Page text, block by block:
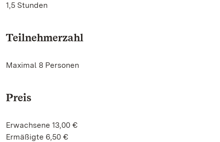
1,5 Stunden
Teilnehmerzahl
Maximal 8 Personen
Preis
Erwachsene 13,00 €
Ermäßigte 6,50 €